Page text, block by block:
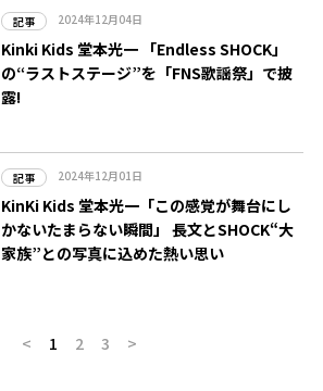
記事 2024年12月04日
Kinki Kids 堂本光一 「Endless SHOCK」
の“ラストステージ”を「FNS歌謡祭」で披
露!
記事 2024年12月01日
KinKi Kids 堂本光一「この感覚が舞台にし
かないたまらない瞬間」 長文とSHOCK“大
家族”との写真に込めた熱い思い
< 1 2 3 >